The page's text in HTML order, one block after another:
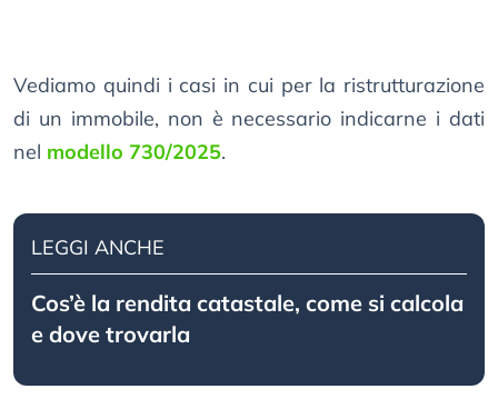
Vediamo quindi i casi in cui per la ristrutturazione
di un immobile, non è necessario indicarne i dati
nel modello 730/2025.
LEGGI ANCHE
Cos’è la rendita catastale, come si calcola
e dove trovarla